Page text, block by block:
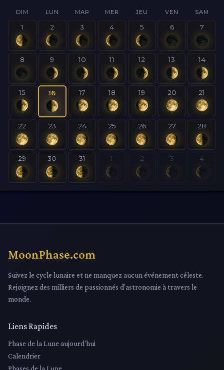
DIM LUN MAR MER JEU VEN SAM
1 2 3 4 5 6 7
8 9 10 11 12 13 14
15 16 17 18 19 20 21
22 23 24 25 26 27 28
29 30 31 1 2 3 4
MoonPhase.com
Suivez le cycle lunaire et ne manquez aucun événement céleste.
Rejoignez des milliers de passionnés d'astronomie à travers le
monde.
Liens Rapides
Phase de la Lune aujourd'hui
Calendrier
Phases de la Lune